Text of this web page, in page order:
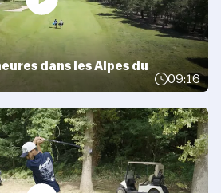
dans les Alpes du
09:16